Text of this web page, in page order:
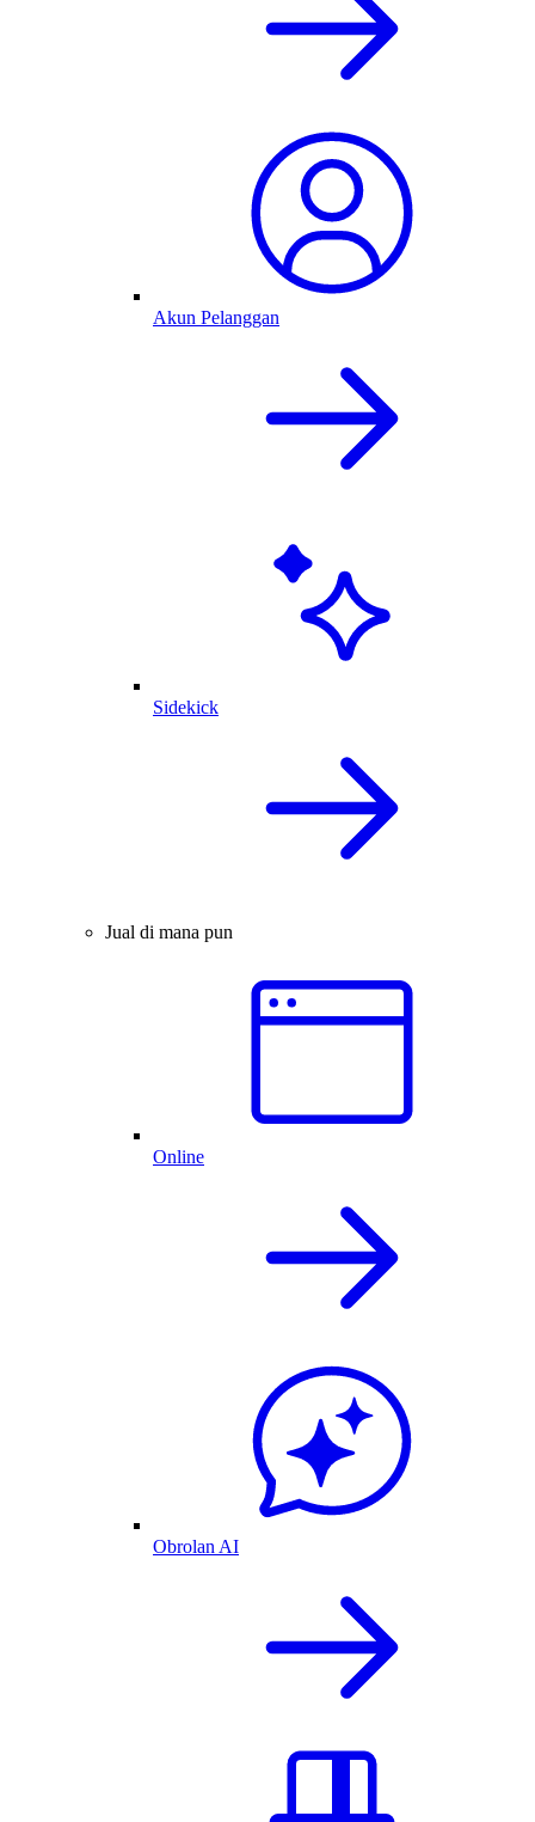
Akun Pelanggan
Sidekick
Jual di mana pun
Online
Obrolan AI